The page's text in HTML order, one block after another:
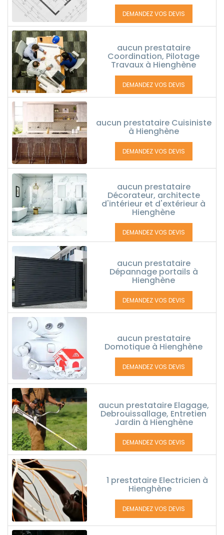
DEMANDEZ VOS DEVIS
aucun prestataire
Coordination, Pilotage
Travaux à Hienghène
DEMANDEZ VOS DEVIS
aucun prestataire Cuisiniste
à Hienghène
DEMANDEZ VOS DEVIS
aucun prestataire
Décorateur, architecte
d'intérieur et d'extérieur à
Hienghène
DEMANDEZ VOS DEVIS
aucun prestataire
Dépannage portails à
Hienghène
DEMANDEZ VOS DEVIS
aucun prestataire
Domotique à Hienghène
DEMANDEZ VOS DEVIS
aucun prestataire Elagage,
Debrouissallage, Entretien
Jardin à Hienghène
DEMANDEZ VOS DEVIS
1 prestataire Electricien à
Hienghène
DEMANDEZ VOS DEVIS